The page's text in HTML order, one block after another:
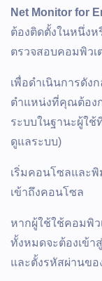
Net Monitor for
ต้องติดตั้งในหนึ่ง
ตรวจสอบคอมพิวเ
เพื่อดำเนินการดัง
ตำแหน่งที่คุณต้อง
ระบบในฐานะผู้ใช้
ดูแลระบบ)
เริ่มคอนโซลและ
เข้าถึงคอนโซล
หากผู้ใช้ใช้คอมพิว
ทั้งหมดจะต้องเข้
และตั้งรหัสผ่านข